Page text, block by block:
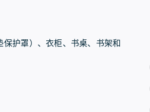
护罩）、衣柜、书桌、书架和